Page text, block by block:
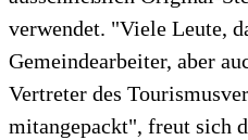
verwendet. "Viele Leute,
Gemeindearbeiter, aber
Vertreter des
mitangepackt", freut sich